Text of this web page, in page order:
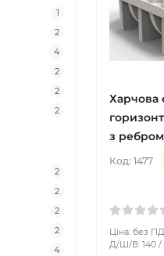
1
2
4
2
2
2
2
2
2
2
4
Харчова
з ребром
Код: 1477
Ціна: без
Д/Ш/В: 140 /